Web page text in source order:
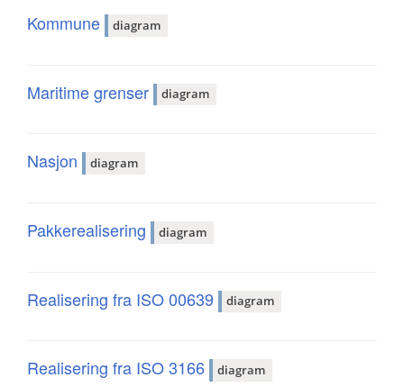
Kommune diagram
Maritime grenser diagram
Nasjon diagram
Pakkerealisering diagram
Realisering fra ISO 00639 diagram
Realisering fra ISO 3166 diagram